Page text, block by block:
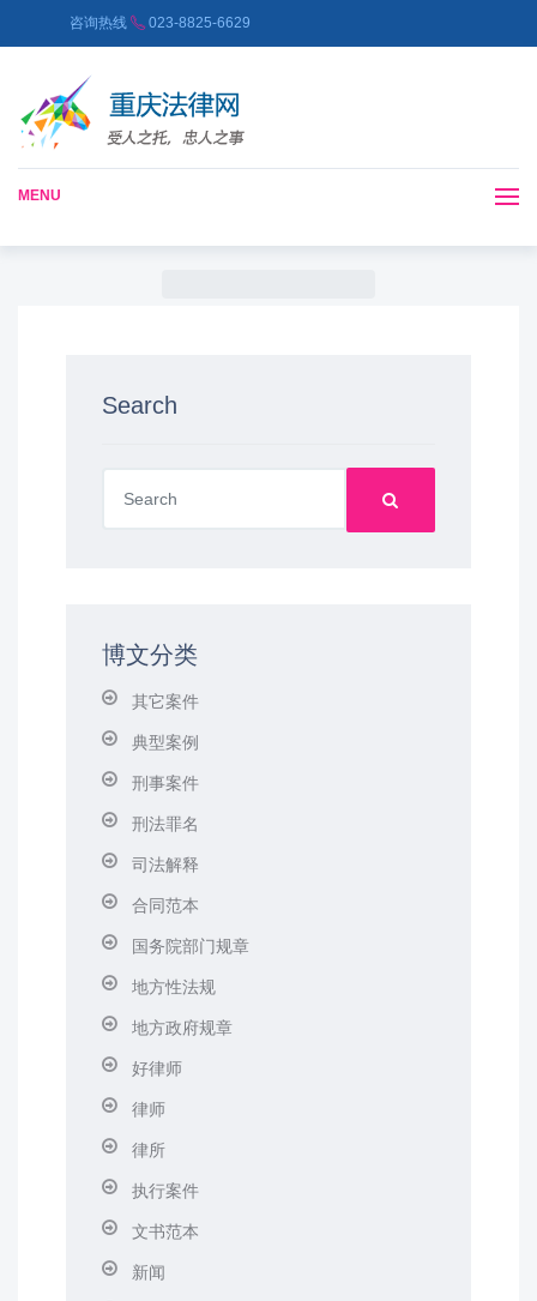
咨询热线 023-8825-6629
MENU
Search
博文分类
其它案件
典型案例
刑事案件
刑法罪名
司法解释
合同范本
国务院部门规章
地方性法规
地方政府规章
好律师
律师
律所
执行案件
文书范本
新闻